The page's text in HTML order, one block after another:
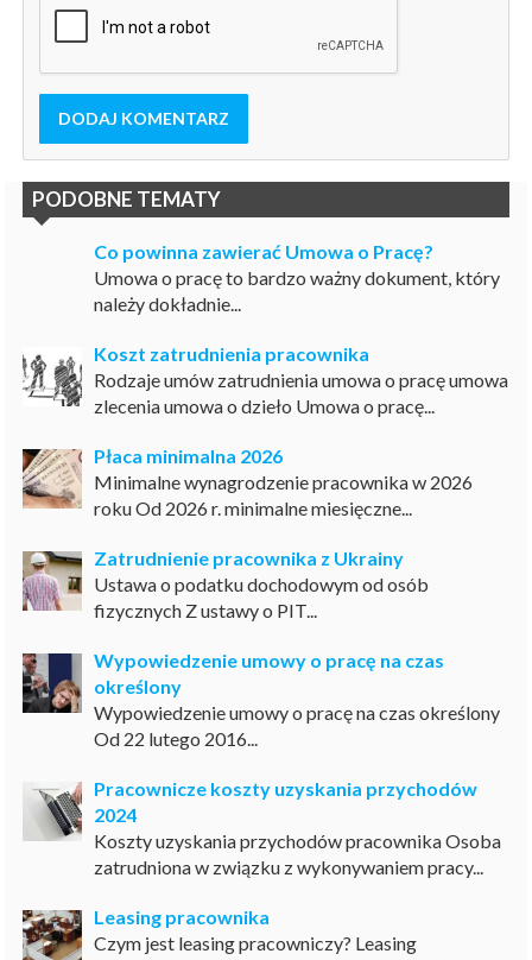
DODAJ KOMENTARZ
PODOBNE TEMATY
Co powinna zawierać Umowa o Pracę?
Umowa o pracę to bardzo ważny dokument, który
należy dokładnie...
Koszt zatrudnienia pracownika
Rodzaje umów zatrudnienia umowa o pracę umowa
zlecenia umowa o dzieło Umowa o pracę...
Płaca minimalna 2026
Minimalne wynagrodzenie pracownika w 2026
roku Od 2026 r. minimalne miesięczne...
Zatrudnienie pracownika z Ukrainy
Ustawa o podatku dochodowym od osób
fizycznych Z ustawy o PIT...
Wypowiedzenie umowy o pracę na czas
określony
Wypowiedzenie umowy o pracę na czas określony
Od 22 lutego 2016...
Pracownicze koszty uzyskania przychodów
2024
Koszty uzyskania przychodów pracownika Osoba
zatrudniona w związku z wykonywaniem pracy...
Leasing pracownika
Czym jest leasing pracowniczy? Leasing